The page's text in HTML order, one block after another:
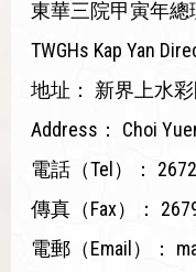
東華三院甲寅年總
TWGHs Kap Yan
地址：
新界上水
Address：
Choi
電話（Tel）：
傳真（Fax）：
電郵（Email）：